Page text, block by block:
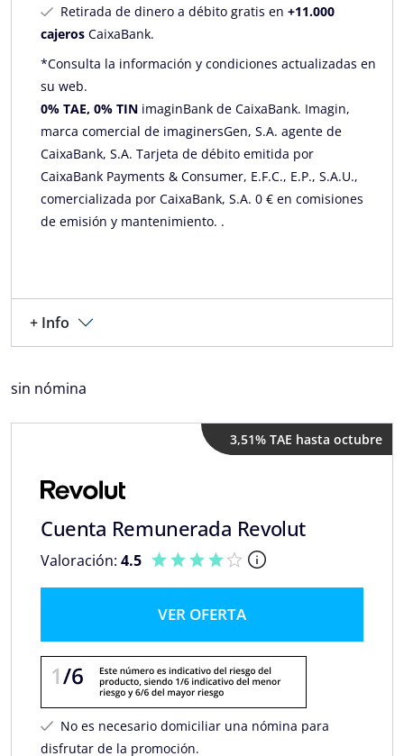
Retirada de dinero a débito gratis en +11.000
cajeros CaixaBank.
*Consulta la información y condiciones actualizadas en
su web.
0% TAE, 0% TIN imaginBank de CaixaBank. Imagin,
marca comercial de imaginersGen, S.A. agente de
CaixaBank, S.A. Tarjeta de débito emitida por
CaixaBank Payments & Consumer, E.F.C., E.P., S.A.U.,
comercializada por CaixaBank, S.A. 0 € en comisiones
de emisión y mantenimiento. .
+ Info
sin nómina
3,51% TAE hasta octubre
Cuenta Remunerada Revolut
Valoración: 4.5
VER OFERTA
No es necesario domiciliar una nómina para
disfrutar de la promoción.